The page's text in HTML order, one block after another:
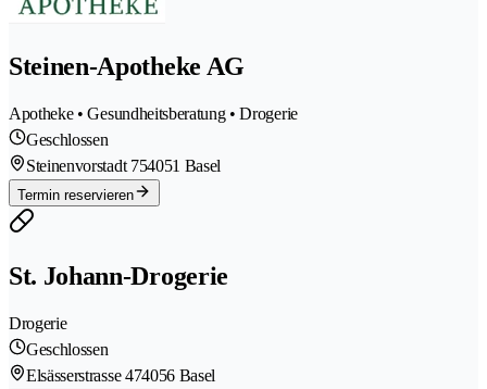
Steinen-Apotheke AG
Apotheke • Gesundheitsberatung • Drogerie
Geschlossen
Steinenvorstadt 754051 Basel
Termin reservieren
St. Johann-Drogerie
Drogerie
Geschlossen
Elsässerstrasse 474056 Basel